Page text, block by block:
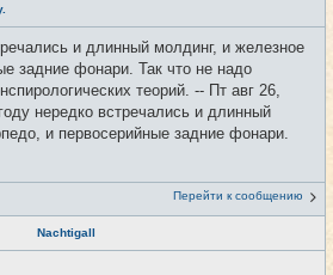
и длинный молдинг, и железное
задние фонари. Так что не надо
теорий. -- Пт авг 26,
нередко встречались и длинный
и первосерийные задние фонари.
Перейти к сообщению
Nachtigall